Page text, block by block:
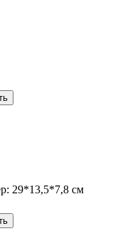
29*13,5*7,8 см